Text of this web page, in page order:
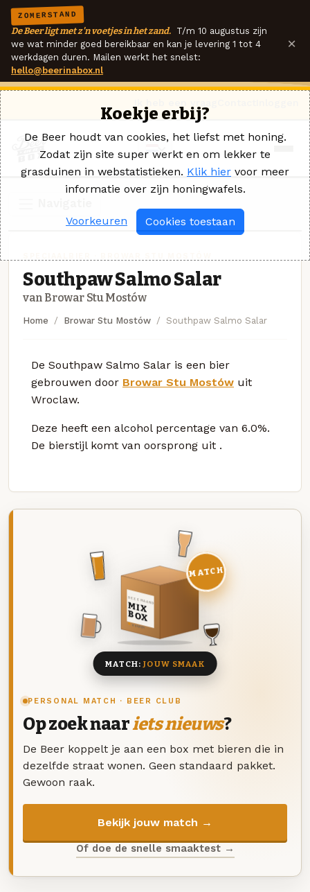
ZOMERSTAND
De Beer ligt met z'n voetjes in het zand. T/m 10 augustus zijn
we wat minder goed bereikbaar en kan je levering 1 tot 4
werkdagen duren. Mailen werkt het snelst:
hello@beerinabox.nl
×
Southpaw Salmo Salar
van Browar Stu Mostów
Home Browar Stu Mostów Southpaw Salmo Salar
De Southpaw Salmo Salar is een bier
gebrouwen door Browar Stu Mostów uit
Wroclaw.
Deze heeft een alcohol percentage van 6.0%.
De bierstijl komt van oorsprong uit .
PERSONAL MATCH · BEER CLUB
Op zoek naariets nieuws?
De Beer koppelt je aan een box met bieren die in
dezelfde straat wonen. Geen standaard pakket.
Gewoon raak.
Bekijk jouw match →
Of doe de snelle smaaktest →
DEZE MAAND
MIX
BOX
8 BIEREN
MATCH
MATCH:JOUW SMAAK
Koekje erbij?
De Beer houdt van cookies, het liefst met honing.
Zodat zijn site super werkt en om lekker te
grasduinen in webstatistieken. Klik hier voor meer
informatie over zijn honingwafels.
Voorkeuren Cookies toestaan